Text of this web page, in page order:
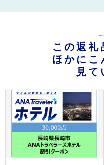
この返礼
ほかにこ
見て